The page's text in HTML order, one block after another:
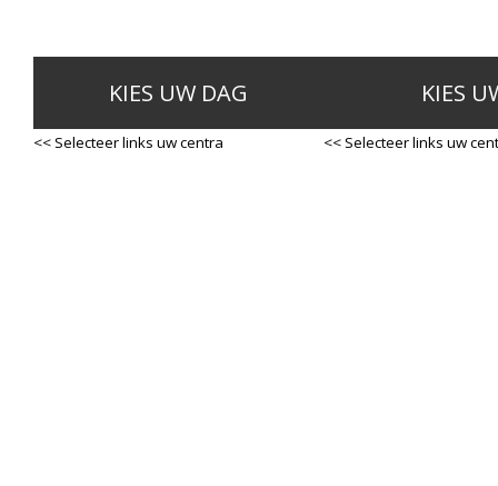
KIES UW DAG
<< Selecteer links uw centra
KIES
<< Selecteer links uw